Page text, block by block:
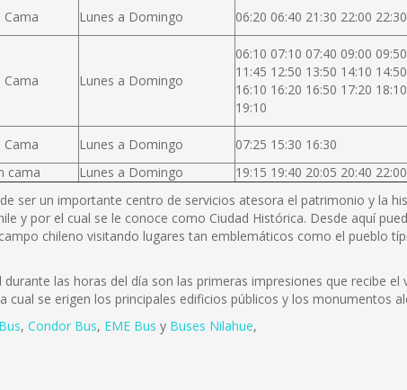
Cama Lunes a Domingo 06:20 06:40 21:30 22:00 22:30
Cama Lunes a Domingo
06:10 07:10 07:40 09:00
11:45 12:50 13:50 14:10
16:10 16:20 16:50 17:20
19:10
Cama Lunes a Domingo
07:25 15:30 16:30
cama Lunes a Domingo
19:15 19:40 20:05 20:40 22:00
ser un importante centro de servicios atesora el patrimonio y la
y por el cual se le conoce como Ciudad Histórica. Desde aquí
chileno visitando lugares tan emblemáticos como el pueblo
las horas del día son las primeras impresiones que recibe
cual se erigen los principales edificios públicos y los monumentos
, Condor Bus, EME Bus y Buses Nilahue,